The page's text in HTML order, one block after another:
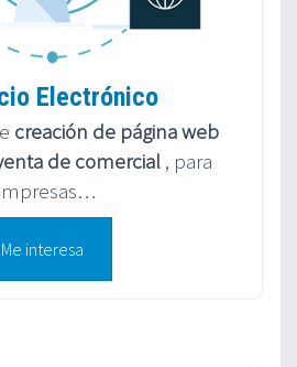
Electrónico
creación de página web
de comercial, para
Me interesa